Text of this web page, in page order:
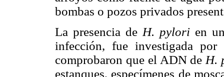
bombas o pozos privados
La presencia de H. pylori en
infección, fue investigada
comprobaron que el ADN de H.
estanques, especímenes de